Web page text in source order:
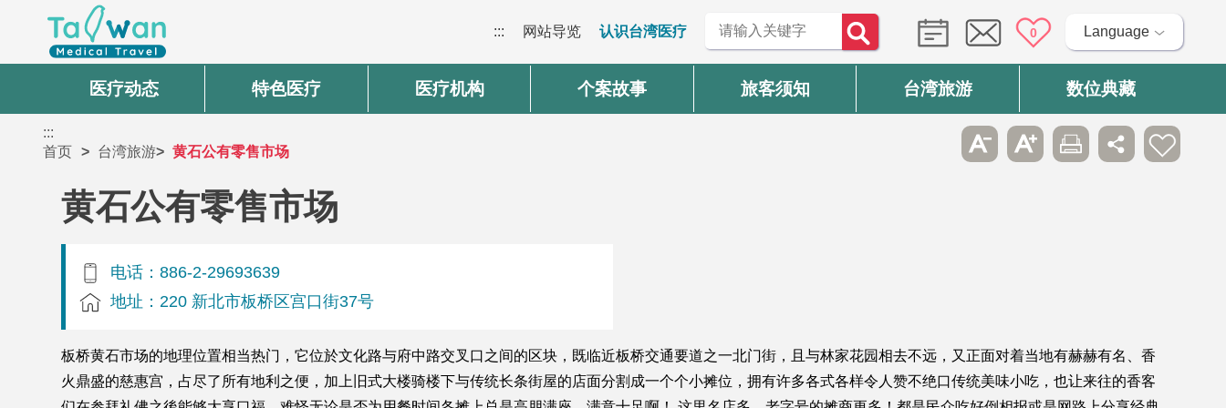
::: 网站导览 认识台湾医疗 0 Language
医疗动态 特色医疗 医疗机构 个案故事 旅客须知 台湾旅游 数位典藏
:::
首页
台湾旅游 黄石公有零售市场
黄石公有零售市场
电话：886-2-29693639
地址：220 新北市板桥区宫口街37号
板桥黄石市场的地理位置相当热门，它位於文化路与府中路交叉口之间的区块，既临近板桥交通要道之一北门街，且与林家花园相去不远，又正面对着当地有赫赫有名、香
火鼎盛的慈惠宫，占尽了所有地利之便，加上旧式大楼骑楼下与传统长条街屋的店面分割成一个个小摊位，拥有许多各式各样令人赞不绝口传统美味小吃，也让来往的香客